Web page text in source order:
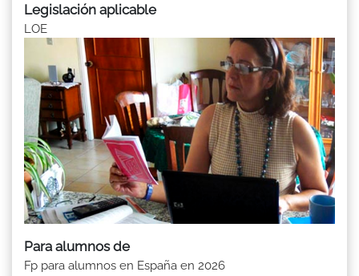
Legislación aplicable
LOE
Para alumnos de
Fp para alumnos en España en 2026